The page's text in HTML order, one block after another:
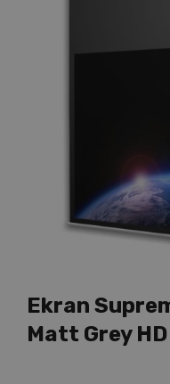
Ekran
Matt Grey